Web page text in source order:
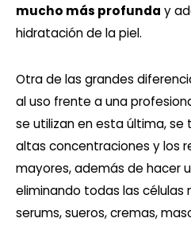
mucho más profunda y
hidratación de la piel.
Otra de las grandes
al uso frente a una
se utilizan en esta última,
altas concentraciones y los
mayores, además de hacer
eliminando todas las células
serums, sueros, cremas,